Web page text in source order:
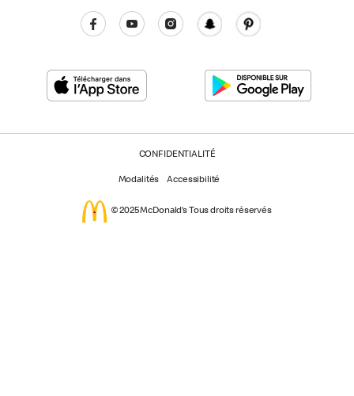
CONFIDENTIALITÉ
Modalités Accessibilité
© 2025 McDonald’s Tous droits réservés